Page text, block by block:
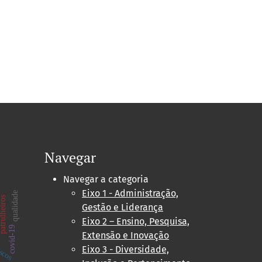
covid-19
qualidade
Navegar
Navegar a categoria
Eixo 1 - Administração,
Gestão e Liderança
Eixo 2 – Ensino, Pesquisa,
Extensão e Inovação
Eixo 3 - Diversidade,